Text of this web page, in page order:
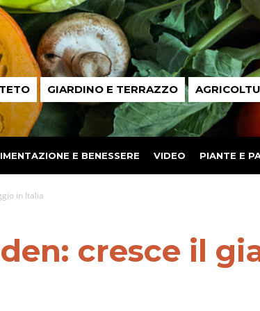
GIARDINO E TERRAZZO
E BENESSERE VIDEO PIANTE E
in Italia
cresce il